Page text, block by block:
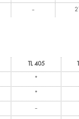
–
TL 405
*
*
–